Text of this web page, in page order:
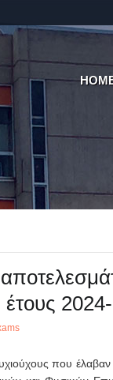
που έλαβαν